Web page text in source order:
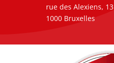
rue des Alexiens, 13
1000 Bruxelles